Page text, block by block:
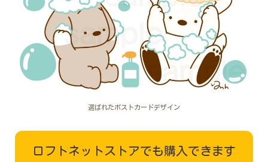
選ばれたポストカードデザイン
ロフトネットストアでも購入できます